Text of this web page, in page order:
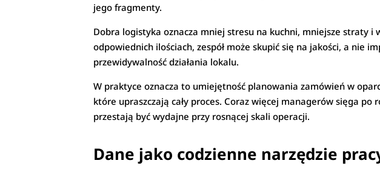
jego fragmenty.
Dobra logistyka oznacza mniej stresu na kuchni, mniejsze straty
odpowiednich ilościach, zespół może skupić się na jakości, a nie
przewidywalność działania lokalu.
W praktyce oznacza to umiejętność planowania zamówień w
które upraszczają cały proces. Coraz więcej managerów sięga
przestają być wydajne przy rosnącej skali operacji.
Dane jako codzienne narzędzie